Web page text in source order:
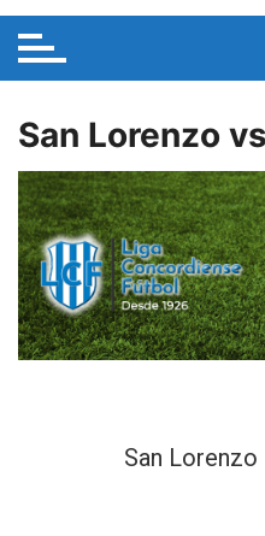
San Lorenzo
San Lorenzo